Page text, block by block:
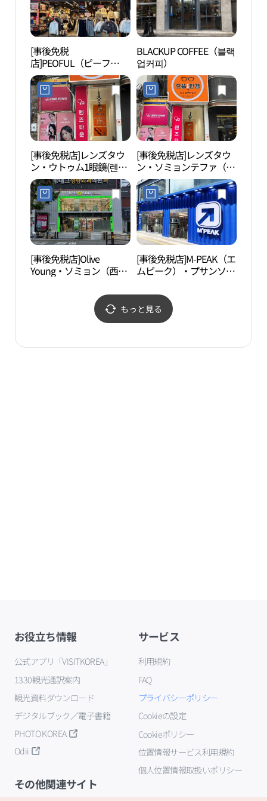
[事後免税
店]PEOFUL（ピーフ
ル）・プサン（釜山）店
(피플 부산점)
BLACKUP COFFEE（블랙
업커피）
[事後免税店]レンズタウ
ン・ウトゥム1眼鏡(렌즈
타운 으뜸1안경)
[事後免税店]レンズタウ
ン・ソミョンテファ（西
面太和）店(렌즈타운 서
면태화점)
[事後免税店]Olive
Young・ソミョン（西
[事後免税店]M-PEAK（エ
ムピーク）・プサンソミ
픽 부산서면점)
もっと見る
お役立ち情報
公式アプリ「VISITKOREA」
1330観光通訳案内
観光資料ダウンロード
デジタルブック／電子書籍
PHOTO KOREA
Odii
サービス
利用規約
FAQ
プライバシーポリシー
Cookieの設定
Cookieポリシー
位置情報サービス利用規約
個人位置情報取扱いポリシー
その他関連サイト